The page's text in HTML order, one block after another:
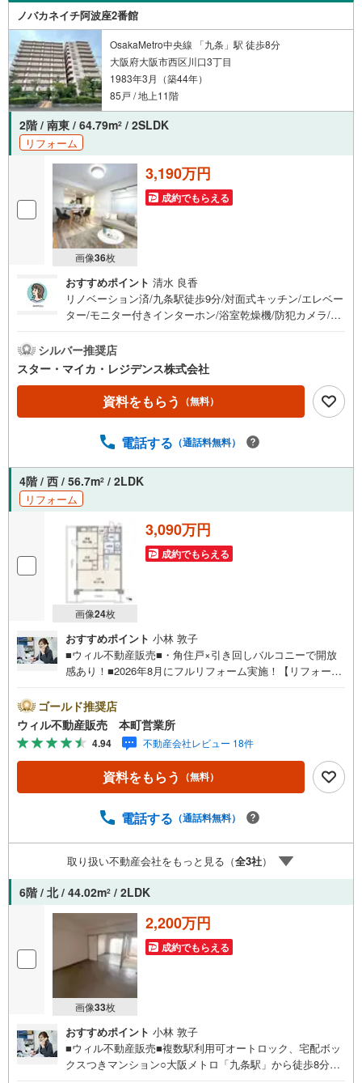
ください！【営業日】定休日はございません。水曜日も営
業しております。
ノバカネイチ阿波座2番館
OsakaMetro中央線 「九条」駅 徒歩8分
大阪府大阪市西区川口3丁目
1983年3月（築44年）
85戸 / 地上11階
2階 / 南東 / 64.79m2 / 2SLDK
リフォーム
画像36枚
3,190万円
成約でもらえる
おすすめポイント 清水 良香
リノベーション済/九条駅徒歩9分/対面式キッチン/エレベー
ター/モニター付きインターホン/浴室乾燥機/防犯カメラ/3
当日の見学も可能です。人気物件には特に問い合わせが集
中するため、お早めにお電話ください。上記時間はお電話
が繋がりやすくなっております。「室内・現地を見学す
る」ボタンよりご予約いただくとご見学がスムーズです。
【弊社について】スター・マイカ・レジデンスは、スタ
ループ会社です。【各種ご相談も承っております】・引越
宅ローンについて・FPによるライフプランシュミレーショ
ン----Yahoo！ 不動産キャンペーン対象店舗----当店で物件を
成約するとPayPayボーナスがもらえる「Yahoo！不動産物
件ご成約キャンペーン」の対象になります。※yahoo！JAP
AN IDでログインしてください※Pay Payボーナスは出金と
譲渡はできません
シルバー推奨店
スター・マイカ・レジデンス株式会社
資料をもらう （無料）
電話する （通話料無料）
4階 / 西 / 56.7m2 / 2LDK
リフォーム
画像24枚
3,090万円
成約でもらえる
おすすめポイント 小林 敦子
■ウィル不動産販売■・角住戸×引き回しバルコニーで開放
感あり！■2026年8月にフルリフォーム実施！【リフォーム
化粧台交換・トイレ交換・建具交換・配管更新・クロス全
室張替え・床材張替え・ハウスクリーニング■小学校徒歩8
分×公園徒歩圏の住環境！■ホームステージング実施物件！
家具配置済みで暮らしのイメージがしやすいです！■新耐震
基準マンション！■2LDK！■西向き角部屋で採光・通風良
好！■全室バルコニーに面した明るい住まい！■安心のアフ
光面多数！■現在は空き部屋で、気軽に室内見学可能です！
パーキングまでご案内致しますので、担当者にお声がけく
ださい。■キッズスペースもございますので、小さなお子様
がいらっしゃるご家庭もお気軽にご来場ください！【営業
日】定休日はございません。火曜日・水曜日も営業してお
ります。
ゴールド推奨店
ウィル不動産販売 本町営業所
4.94 不動産会社レビュー 18件
資料をもらう （無料）
電話する （通話料無料）
取り扱い不動産会社をもっと見る（全3社）
6階 / 北 / 44.02m2 / 2LDK
画像33枚
2,200万円
成約でもらえる
おすすめポイント 小林 敦子
■ウィル不動産販売■複数駅利用可オートロック、宅配ボッ
クスつきマンション○大阪メトロ「九条駅」から徒歩8分！